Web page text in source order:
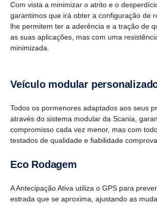
Com vista a minimizar o atrito e o
garantimos que irá obter a configuração de
lhe permitem ter a aderência e a tração de
as suas aplicações, mas com uma
minimizada.
Veículo modular
Todos os pormenores adaptados aos seus
através do sistema modular da Scania,
compromisso cada vez menor, mas com
testados de qualidade e fiabilidade
Eco Rodagem
A Antecipação Ativa utiliza o GPS para
estrada que se aproxima, ajustando as